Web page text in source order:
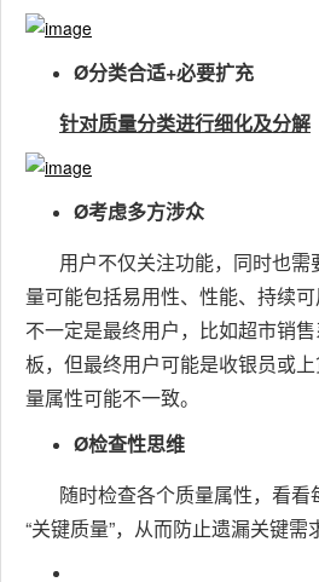
Ø分类合适+必要扩充
针对质量分类进行细化及分解
Ø考虑多方涉众
用户不仅关注功能，同时也需
量可能包括易用性、性能、持续可
不一定是最终用户，比如超市销
板，但最终用户可能是收银员或
量属性可能不一致。
Ø检查性思维
随时检查各个质量属性，看看
“关键质量”，从而防止遗漏关键需